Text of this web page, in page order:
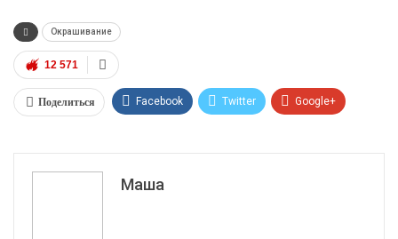
Окрашивание
12 571
Поделиться Facebook Twitter Google+
Маша